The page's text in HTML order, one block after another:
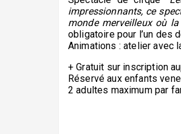
impressionnants, ce
monde merveilleux où
obligatoire pour l’un des
Animations : atelier avec
+ Gratuit sur inscription
Réservé aux enfants
2 adultes maximum par